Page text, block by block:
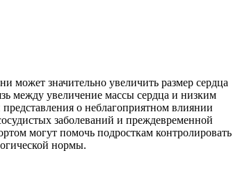
может значительно увеличить размер сердца
между увеличение массы сердца и низким
о неблагоприятном влиянии
заболеваний и преждевременной
могут помочь подросткам контролировать
нормы.